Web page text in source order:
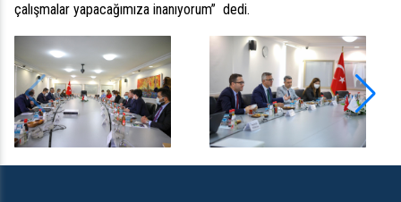
çalışmalar yapacağımıza inanıyorum” dedi.